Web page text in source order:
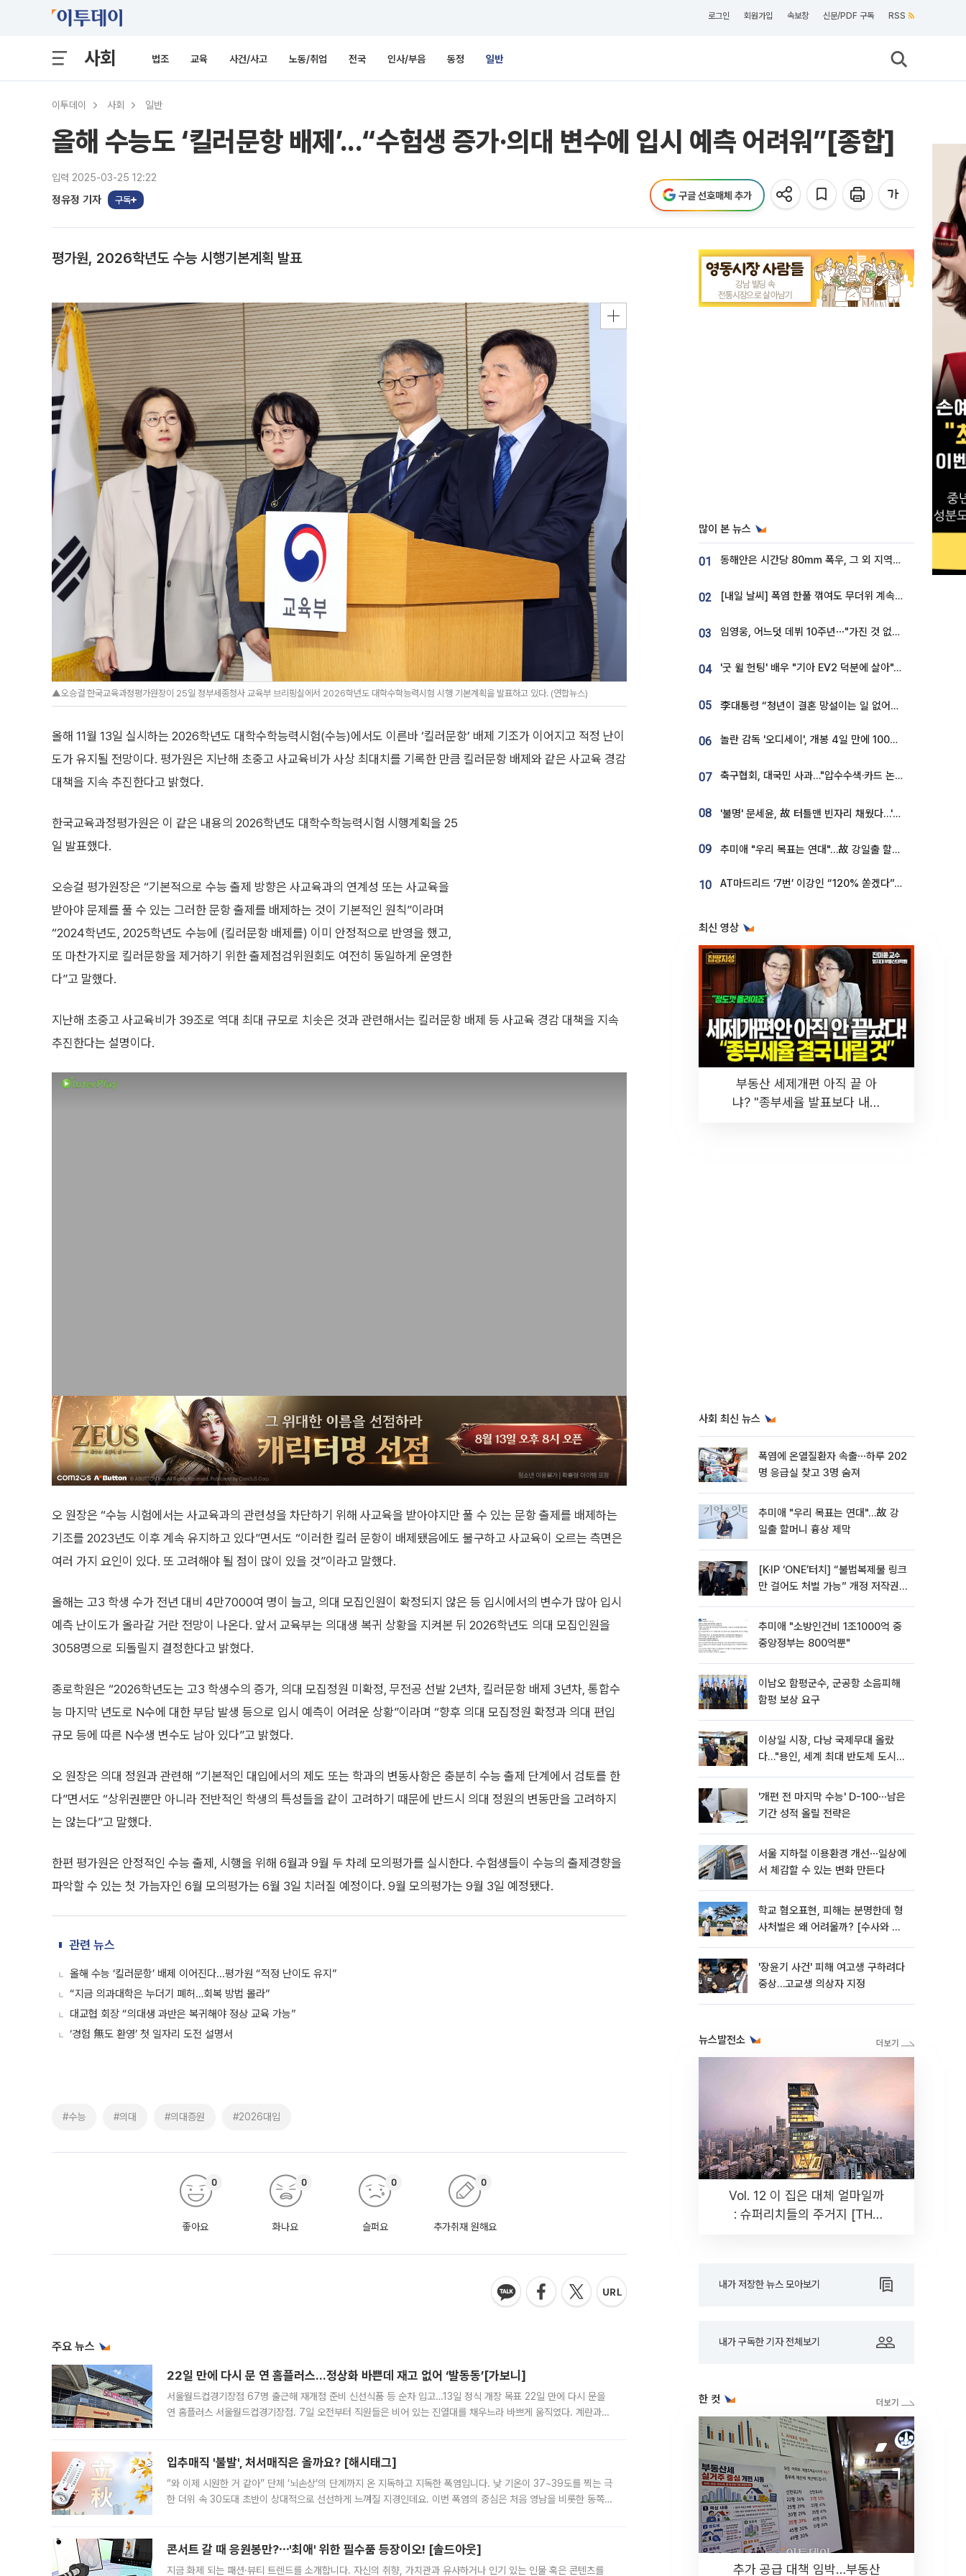
로그인 회원가입 속보창 신문/PDF 구독 RSS
사회 법조 교육 사건/사고 노동/취업 전국 인사/부음 동정 일반
이투데이 사회 일반
올해 수능도 ‘킬러문항 배제’...“수험생 증가·의대 변수에 입시 예측 어려워”[종합]
입력 2025-03-25 12:22
정유정 기자 구독 구글 선호매체 추가
평가원, 2026학년도 수능 시행기본계획 발표
▲오승걸 한국교육과정평가원장이 25일 정부세종청사 교육부 브리핑실에서 2026학년도 대학수학능력시험 시행 기본계획을 발표하고 있다. (연합뉴스)
올해 11월 13일 실시하는 2026학년도 대학수학능력시험(수능)에서도 이른바 ‘킬러문항’ 배제 기조가 이어지고 적정 난이
도가 유지될 전망이다. 평가원은 지난해 초중고 사교육비가 사상 최대치를 기록한 만큼 킬러문항 배제와 같은 사교육 경감
대책을 지속 추진한다고 밝혔다.
한국교육과정평가원은 이 같은 내용의 2026학년도 대학수학능력시험 시행계획을 25
일 발표했다.
오승걸 평가원장은 “기본적으로 수능 출제 방향은 사교육과의 연계성 또는 사교육을
받아야 문제를 풀 수 있는 그러한 문항 출제를 배제하는 것이 기본적인 원칙”이라며
“2024학년도, 2025학년도 수능에 (킬러문항 배제를) 이미 안정적으로 반영을 했고,
또 마찬가지로 킬러문항을 제거하기 위한 출제점검위원회도 여전히 동일하게 운영한
다”고 말했다.
지난해 초중고 사교육비가 39조로 역대 최대 규모로 치솟은 것과 관련해서는 킬러문항 배제 등 사교육 경감 대책을 지속
추진한다는 설명이다.
오 원장은 “수능 시험에서는 사교육과의 관련성을 차단하기 위해 사교육을 받아야지만 풀 수 있는 문항 출제를 배제하는
기조를 2023년도 이후 계속 유지하고 있다”면서도 “이러한 킬러 문항이 배제됐음에도 불구하고 사교육이 오르는 측면은
여러 가지 요인이 있다. 또 고려해야 될 점이 많이 있을 것”이라고 말했다.
올해는 고3 학생 수가 전년 대비 4만7000여 명이 늘고, 의대 모집인원이 확정되지 않은 등 입시에서의 변수가 많아 입시
예측 난이도가 올라갈 거란 전망이 나온다. 앞서 교육부는 의대생 복귀 상황을 지켜본 뒤 2026학년도 의대 모집인원을
3058명으로 되돌릴지 결정한다고 밝혔다.
종로학원은 “2026학년도는 고3 학생수의 증가, 의대 모집정원 미확정, 무전공 선발 2년차, 킬러문항 배제 3년차, 통합수
능 마지막 년도로 N수에 대한 부담 발생 등으로 입시 예측이 어려운 상황”이라며 “향후 의대 모집정원 확정과 의대 편입
규모 등에 따른 N수생 변수도 남아 있다”고 밝혔다.
오 원장은 의대 정원과 관련해 “기본적인 대입에서의 제도 또는 학과의 변동사항은 충분히 수능 출제 단계에서 검토를 한
다”면서도 “상위권뿐만 아니라 전반적인 학생의 특성들을 같이 고려하기 때문에 반드시 의대 정원의 변동만을 고려하지
는 않는다”고 말했다.
한편 평가원은 안정적인 수능 출제, 시행을 위해 6월과 9월 두 차례 모의평가를 실시한다. 수험생들이 수능의 출제경향을
파악할 수 있는 첫 가늠자인 6월 모의평가는 6월 3일 치러질 예정이다. 9월 모의평가는 9월 3일 예정됐다.
관련 뉴스
올해 수능 ‘킬러문항’ 배제 이어진다...평가원 “적정 난이도 유지”
“지금 의과대학은 누더기 폐허…회복 방법 몰라”
대교협 회장 “의대생 과반은 복귀해야 정상 교육 가능”
‘경험 無도 환영’ 첫 일자리 도전 설명서
#수능 #의대 #의대증원 #2026대입
좋아요
0
화나요
0
슬퍼요
0
추가취재 원해요
0
주요 뉴스
22일 만에 다시 문 연 홈플러스…정상화 바쁜데 재고 없어 ‘발동동’[가보니]
서울월드컵경기장점 67명 출근해 재개점 준비 신선식품 등 순차 입고…13일 정식 개장 목표 22일 만에 다시 문을
연 홈플러스 서울월드컵경기장점. 7일 오전부터 직원들은 비어 있는 진열대를 채우느라 바쁘게 움직였다. 계란과
입추매직 '불발', 처서매직은 올까요? [해시태그]
“와 이제 시원한 거 같아” 단체 ‘뇌손상’의 단계까지 온 지독하고 지독한 폭염입니다. 낮 기온이 37~39도를 찍는 극
한 더위 속 30도대 초반이 상대적으로 선선하게 느껴질 지경인데요. 이번 폭염의 중심은 처음 영남을 비롯한 동쪽
콘서트 갈 때 응원봉만?⋯'최애' 위한 필수품 등장이오! [솔드아웃]
지금 화제 되는 패션·뷰티 트렌드를 소개합니다. 자신의 취향, 가치관과 유사하거나 인기 있는 인물 혹은 콘텐츠를
많이 본 뉴스
01 동해안은 시간당 80㎜ 폭우, 그 외 지역은 폭염…‘극과 극 날씨’
02 [내일 날씨] 폭염 한풀 꺾여도 무더위 계속⋯동해안 이틀 연속 비
03 임영웅, 어느덧 데뷔 10주년⋯"가진 것 없던 시절, 내 앞엔 20명의 팬뿐"
04 '굿 윌 헌팅' 배우 "기아 EV2 덕분에 살아"…교통사고 후 안전성 극찬
05 李대통령 “청년이 결혼 망설이는 일 없어야...제도상 불이익 조사”
06 놀란 감독 '오디세이', 개봉 4일 만에 100만 돌파⋯'왕사남' 보다 빠르다
07 축구협회, 대국민 사과…"압수수색·카드 논란 사죄, 강도 높은 쇄신"
08 '불명' 문세윤, 故 터틀맨 빈자리 채웠다…'거북이' 눈물의 최종 우승
09 추미애 "우리 목표는 연대"…故 강일출 할머니 흉상 제막
10 AT마드리드 ‘7번’ 이강인 “120% 쏟겠다”⋯시메오네 감독 “필요한 선수”
최신 영상
부동산 세제개편 아직 끝 아
냐? "종부세율 발표보다 내릴
사회 최신 뉴스
폭염에 온열질환자 속출⋯하루 202
명 응급실 찾고 3명 숨져
추미애 "우리 목표는 연대"…故 강
일출 할머니 흉상 제막
[K·IP ‘ONE’터치] “불법복제물 링크
만 걸어도 처벌 가능” 개정 저작권
추미애 "소방인건비 1조1000억 중
중앙정부는 800억뿐"
이남오 함평군수, 군공항 소음피해
함평 보상 요구
이상일 시장, 다낭 국제무대 올랐
다…"용인, 세계 최대 반도체 도시
'개편 전 마지막 수능' D-100⋯남은
기간 성적 올릴 전략은
서울 지하철 이용환경 개선⋯일상에
서 체감할 수 있는 변화 만든다
학교 혐오표현, 피해는 분명한데 형
사처벌은 왜 어려울까? [수사와 재
'장윤기 사건' 피해 여고생 구하려다
중상…고교생 의상자 지정
뉴스발전소
Vol. 12 이 집은 대체 얼마일까
: 슈퍼리치들의 주거지 [THE
내가 저장한 뉴스 모아보기
내가 구독한 기자 전체보기
한 컷
추가 공급 대책 임박…부동산